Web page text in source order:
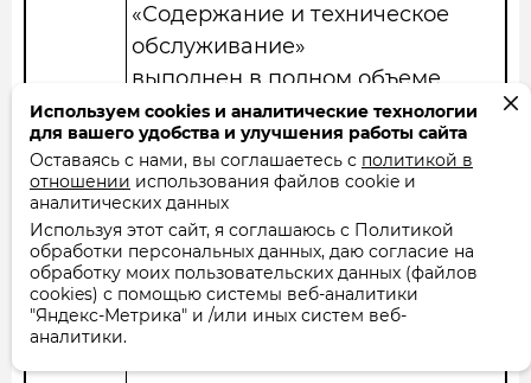
«Содержание и техническое
обслуживание»
выполнен в полном объеме
Услуга по предоставлению
коммунальных ресурсов
выполнена в
полном объеме
10.02.24 ООО «Алкор» выполнена
Используем cookies и аналитические технологии
для вашего удобства и улучшения работы сайта
Оставаясь с нами, вы соглашаетесь с политикой в
отношении использования файлов cookie и
аналитических данных
Используя этот сайт, я соглашаюсь с Политикой
обработки персональных данных, даю согласие на
обработку моих пользовательских данных (файлов
cookies) с помощью системы веб-аналитики
"Яндекс-Метрика" и /или иных систем веб-
аналитики.